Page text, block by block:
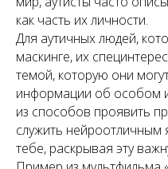
как часть их личности.
Для аутичных людей,
маскинге, их
темой, которую они
информации об особом
из способов проявить
служить
тебе, раскрывая эту